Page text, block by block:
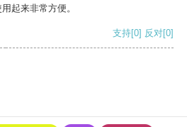
起来非常方便。
支持[0] 反对[0]